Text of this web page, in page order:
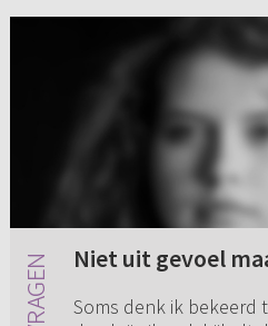
Niet uit gevoel
Soms denk ik bekeerd